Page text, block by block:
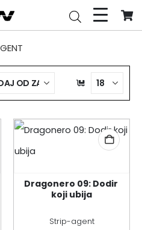
Dragonero 09: Dodir
koji ubija
Strip-agent